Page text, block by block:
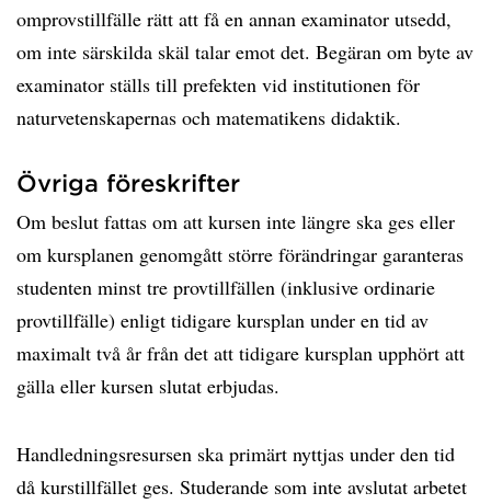
omprovstillfälle rätt att få en annan examinator utsedd,
om inte särskilda skäl talar emot det. Begäran om byte av
examinator ställs till prefekten vid institutionen för
naturvetenskapernas och matematikens didaktik.
Övriga föreskrifter
Om beslut fattas om att kursen inte längre ska ges eller
om kursplanen genomgått större förändringar garanteras
studenten minst tre provtillfällen (inklusive ordinarie
provtillfälle) enligt tidigare kursplan under en tid av
maximalt två år från det att tidigare kursplan upphört att
gälla eller kursen slutat erbjudas.
Handledningsresursen ska primärt nyttjas under den tid
då kurstillfället ges. Studerande som inte avslutat arbetet